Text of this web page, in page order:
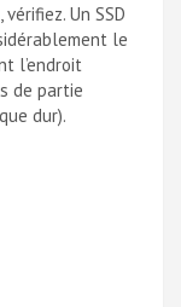
Un SSD
le
l’endroit
de partie
dur).